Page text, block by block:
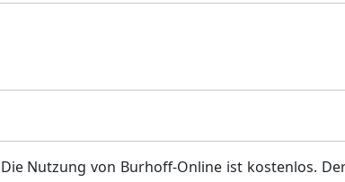
Die Nutzung von Burhoff-Online ist kostenlos.